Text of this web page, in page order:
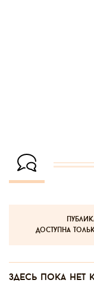
доступна
Здесь пока нет